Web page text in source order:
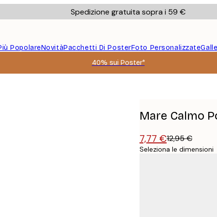
Spedizione gratuita sopra i 59 €
PopolareNovitàPacchetti Di PosterFoto Personalizzate
40% sui Poster*
Mare Calmo
7,77 €12,95 €
Seleziona le dimensioni